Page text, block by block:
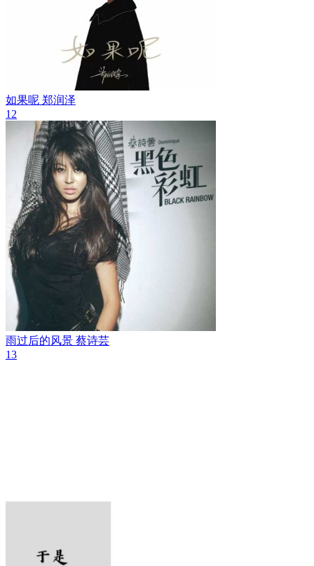
如果呢 郑润泽
12
雨过后的风景 蔡诗芸
13